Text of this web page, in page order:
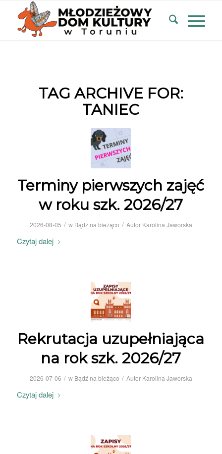
TAG ARCHIVE FOR:
TANIEC
Terminy pierwszych zajęć
w roku szk. 2026/27
2026-08-05 / w Bądź na bieżąco / Autor Karolina Jaworska
Czytaj dalej
Rekrutacja uzupełniająca
na rok szk. 2026/27
2026-07-06 / w Bądź na bieżąco / Autor Karolina Jaworska
Czytaj dalej